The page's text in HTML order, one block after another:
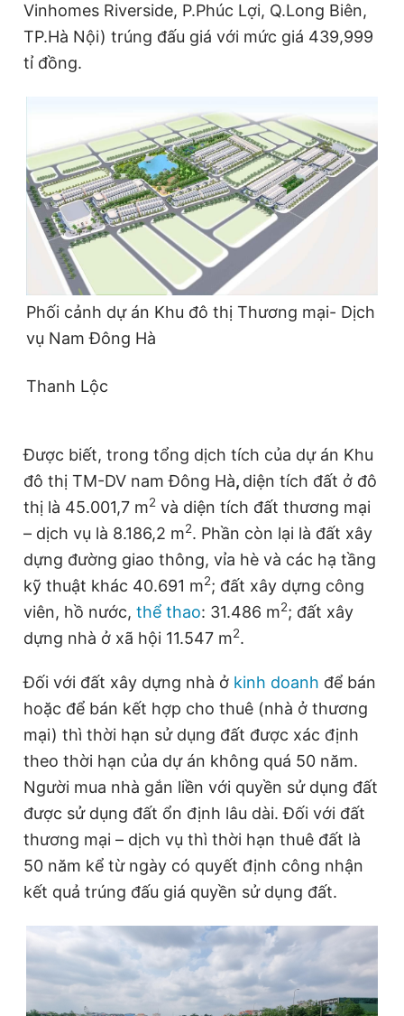
© 2003-2026 Bản quyền thuộc về Báo Thanh Niên. Cấm sao
chép dưới mọi hình thức nếu không có sự chấp thuận bằng văn
bản. Phát triển bởi ePi Technologies, JSC.
Vinhomes Riverside, P.Phúc Lợi, Q.Long Biên,
TP.Hà Nội) trúng đấu giá với mức giá 439,999
tỉ đồng.
Phối cảnh dự án Khu đô thị Thương mại- Dịch
vụ Nam Đông Hà
Thanh Lộc
Được biết, trong tổng dịch tích của dự án Khu
đô thị TM-DV nam Đông Hà, diện tích đất ở đô
thị là 45.001,7 m2 và diện tích đất thương mại
– dịch vụ là 8.186,2 m2. Phần còn lại là đất xây
dựng đường giao thông, vỉa hè và các hạ tầng
kỹ thuật khác 40.691 m2; đất xây dựng công
viên, hồ nước, thể thao: 31.486 m2; đất xây
dựng nhà ở xã hội 11.547 m2.
Đối với đất xây dựng nhà ở kinh doanh để bán
hoặc để bán kết hợp cho thuê (nhà ở thương
mại) thì thời hạn sử dụng đất được xác định
theo thời hạn của dự án không quá 50 năm.
Người mua nhà gắn liền với quyền sử dụng đất
được sử dụng đất ổn định lâu dài. Đối với đất
thương mại – dịch vụ thì thời hạn thuê đất là
50 năm kể từ ngày có quyết định công nhận
kết quả trúng đấu giá quyền sử dụng đất.